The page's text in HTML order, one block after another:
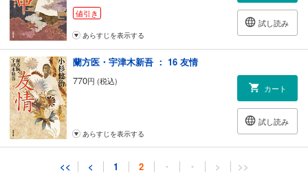
値引き
試し読み
あらすじを表示する
蘭方医・宇津木新吾 ： 16 友情
770円 (税込)
カート
試し読み
あらすじを表示する
<< < 1 2 ・ ・ > >>